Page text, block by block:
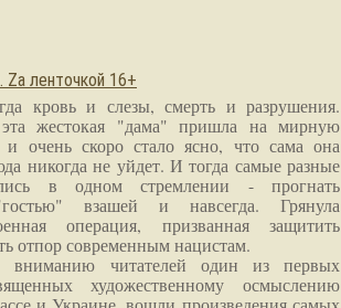
ленточкой 16+
кровь и слезы, смерть и разрушения.
жестокая "дама" пришла на мирную
очень скоро стало ясно, что сама она
никогда не уйдет. И тогда самые разные
в одном стремлении - прогнать
взашей и навсегда. Грянула
операция, призванная защитить
отпор современным нацистам.
вниманию читателей один из первых
художественному осмыслению